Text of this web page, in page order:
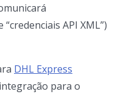
API XML”)
DHL Express
para o